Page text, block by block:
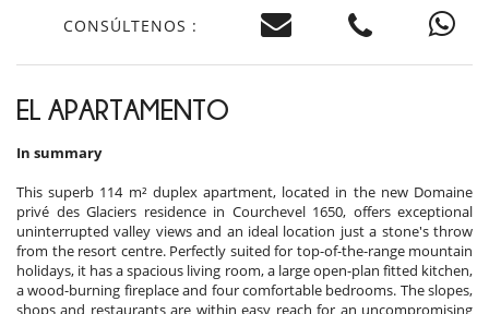
CONSÚLTENOS :
EL APARTAMENTO
In summary
This superb 114 m² duplex apartment, located in the new Domaine
privé des Glaciers residence in Courchevel 1650, offers exceptional
uninterrupted valley views and an ideal location just a stone's throw
from the resort centre. Perfectly suited for top-of-the-range mountain
holidays, it has a spacious living room, a large open-plan fitted kitchen,
a wood-burning fireplace and four comfortable bedrooms. The slopes,
shops and restaurants are within easy reach for an uncompromising